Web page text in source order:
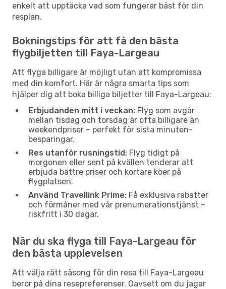
enkelt att upptäcka vad som fungerar bäst för din
resplan.
Bokningstips för att få den bästa
flygbiljetten till Faya-Largeau
Att flyga billigare är möjligt utan att kompromissa
med din komfort. Här är några smarta tips som
hjälper dig att boka billiga biljetter till Faya-Largeau:
Erbjudanden mitt i veckan: Flyg som avgår
mellan tisdag och torsdag är ofta billigare än
weekendpriser – perfekt för sista minuten-
besparingar.
Res utanför rusningstid: Flyg tidigt på
morgonen eller sent på kvällen tenderar att
erbjuda bättre priser och kortare köer på
flygplatsen.
Använd Travellink Prime: Få exklusiva rabatter
och förmåner med vår prenumerationstjänst –
riskfritt i 30 dagar.
När du ska flyga till Faya-Largeau för
den bästa upplevelsen
Att välja rätt säsong för din resa till Faya-Largeau
beror på dina resepreferenser. Oavsett om du jagar